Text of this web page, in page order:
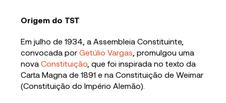
Origem do TST
Em julho de 1934, a Assembleia Constituinte,
convocada porGetúlio Vargas , promulgou uma
novaConstituição , que foi inspirada no texto da
Carta Magna de 1891 e na Constituição de Weimar
(Constituição do Império Alemão).